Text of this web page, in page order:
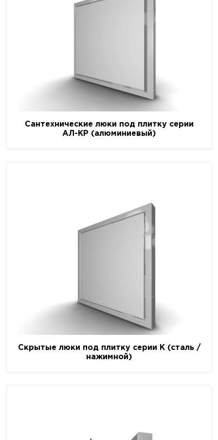
Сантехнические люки под плитку серии
АЛ-КР (алюминиевый)
Скрытые люки под плитку серии K (сталь /
нажимной)